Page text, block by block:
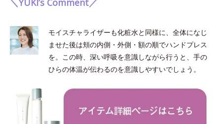
＼YUKI’s Comment／
モイスチャライザーも化粧水と同様に、全体になじ
ませた後は頬の内側・外側・額の順でハンドプレス
を。この時、深い呼吸を意識しながら行うと、手の
ひらの体温が伝わるのを意識しやすいでしょう。